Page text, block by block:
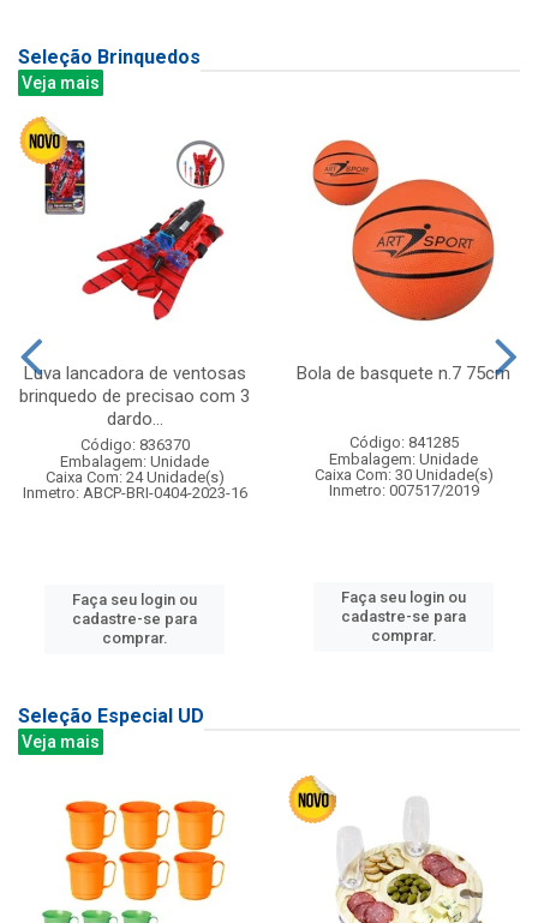
Seleção Brinquedos
Veja mais
Luva lancadora de ventosas
brinquedo de precisao com 3
dardo...
Código: 836370
Embalagem: Unidade
Caixa Com: 24 Unidade(s)
Inmetro: ABCP-BRI-0404-2023-16
Faça seu login ou
cadastre-se para
comprar.
Bola de basquete n.7 75cm
Código: 841285
Embalagem: Unidade
Caixa Com: 30 Unidade(s)
Inmetro: 007517/2019
Faça seu login ou
cadastre-se para
comprar.
Seleção Especial UD
Veja mais